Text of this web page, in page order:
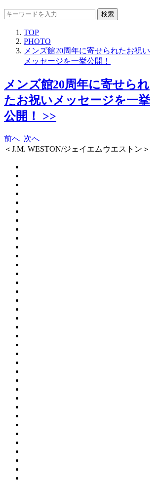
検索
TOP
PHOTO
メンズ館20周年に寄せられたお祝い
メッセージを一挙公開！
メンズ館20周年に寄せられ
たお祝いメッセージを一挙
公開！ >>
前へ 次へ
＜J.M. WESTON/ジェイエムウエストン＞